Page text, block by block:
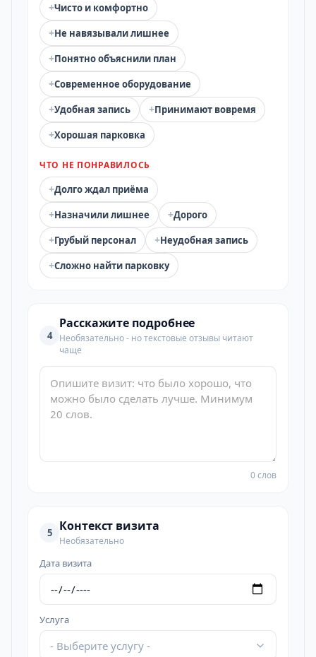
+Чисто и комфортно
+Не навязывали лишнее
+Понятно объяснили план
+Современное оборудование
+Удобная запись +Принимают вовремя
+Хорошая парковка
ЧТО НЕ ПОНРАВИЛОСЬ
+Долго ждал приёма
+Назначили лишнее +Дорого
+Грубый персонал +Неудобная запись
+Сложно найти парковку
4
Расскажите подробнее
Необязательно - но текстовые отзывы читают
чаще
0 слов
5 Контекст визита
Необязательно
Дата визита
Услуга
- Выберите услугу -